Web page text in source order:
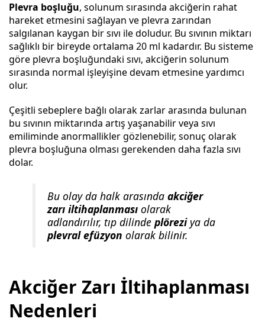
Plevra boşluğu, solunum sırasında akciğerin rahat
hareket etmesini sağlayan ve plevra zarından
salgılanan kaygan bir sıvı ile doludur. Bu sıvının miktarı
sağlıklı bir bireyde ortalama 20 ml kadardır. Bu sisteme
göre plevra boşluğundaki sıvı, akciğerin solunum
sırasında normal işleyişine devam etmesine yardımcı
olur.
Çeşitli sebeplere bağlı olarak zarlar arasında bulunan
bu sıvının miktarında artış yaşanabilir veya sıvı
emiliminde anormallikler gözlenebilir, sonuç olarak
plevra boşluğuna olması gerekenden daha fazla sıvı
dolar.
Bu olay da halk arasında akciğer
zarı iltihaplanması olarak
adlandırılır, tıp dilinde plöreziya da
plevral efüzyon olarak bilinir.
Akciğer Zarı İltihaplanması
Nedenleri